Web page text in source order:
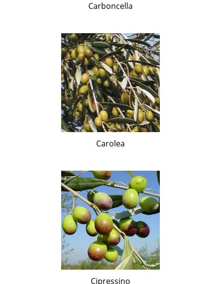
Carboncella
Carolea
Cipressino